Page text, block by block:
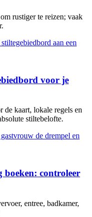
rustiger te reizen; vaak
voor je
de kaart, lokale regels en
stiltebelofte.
boeken: controleer
entree, badkamer,